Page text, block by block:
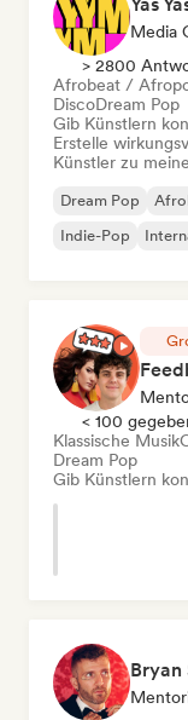
> 2800
Afrobeat /
DiscoDream Pop
Gib Künstlern
Erstelle
Künstler zu
Dream Pop
Indie-Pop
< 100
Klassische Musik
Dream Pop
Gib Künstlern
Bryan